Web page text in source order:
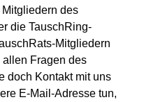
des
die TauschRing-
Mitgliedern
Fragen des
doch Kontakt mit uns
E-Mail-Adresse tun,